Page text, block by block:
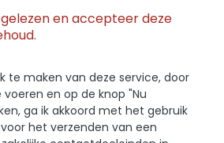
gelezen en accepteer deze
te maken van deze service, door
en op de knop "Nu
ga ik akkoord met het gebruik
het verzenden van een